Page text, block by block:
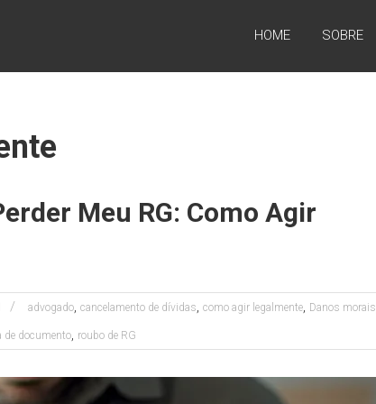
HOME SOBRE
Meu RG: Como Agir
advogado, cancelamento de dívidas, como agir legalmente, Danos morais
de documento, roubo de RG